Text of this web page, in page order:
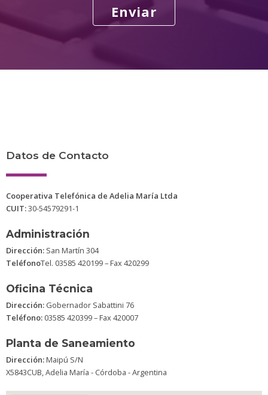
Enviar
Datos de Contacto
Cooperativa Telefónica de Adelia María Ltda
CUIT:30-54579291-1
Administración
Dirección: San Martín 304
TeléfonoTel. 03585 420199 – Fax 420299
Oficina Técnica
Dirección: Gobernador Sabattini 76
Teléfono: 03585 420399 – Fax 420007
Planta de Saneamiento
Dirección: Maipú S/N
X5843CUB, Adelia María - Córdoba - Argentina